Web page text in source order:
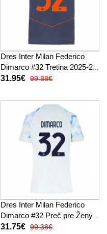
Dres Inter Milan Federico
Dimarco #32 Tretina 2025-26
Krátky Rukáv
31.95€ 99.88€
Dres Inter Milan Federico
Dimarco #32 Preč pre Ženy
2025-26 Krátky Rukáv
31.75€ 99.38€